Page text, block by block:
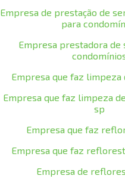
Empresa de prestação de
para
Empresa prestadora de
Empresa que faz limpeza
Empresa que faz limpeza
sp
Empresa que faz
Empresa que faz
Empresa de